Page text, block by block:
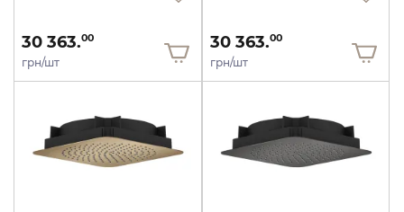
30 363.00
грн/шт
30 363.00
грн/шт